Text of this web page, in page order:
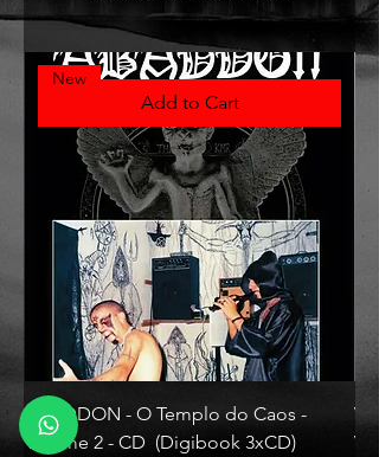
Add to Cart
New
ABADDON - O Templo do Caos -
Volume 2 - CD (Digibook 3xCD)